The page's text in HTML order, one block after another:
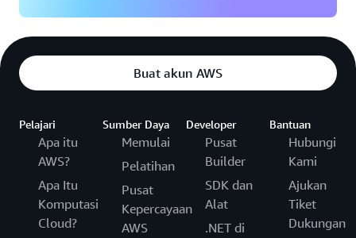
Buat akun AWS
Pelajari
Apa itu
AWS?
Apa Itu
Komputasi
Cloud?
Sumber Daya
Memulai
Pelatihan
Pusat
Kepercayaan
AWS
Developer
Pusat
Builder
SDK dan
Alat
.NET di
Bantuan
Hubungi
Kami
Ajukan
Tiket
Dukungan